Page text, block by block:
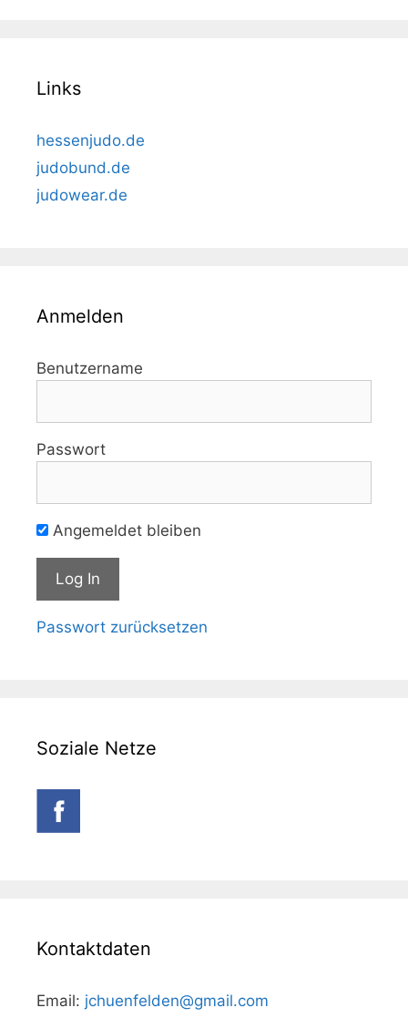
Links
hessenjudo.de
judobund.de
judowear.de
Anmelden
Benutzername
Passwort
Angemeldet bleiben
Passwort zurücksetzen
Soziale Netze
Kontaktdaten
Email: jchuenfelden@gmail.com